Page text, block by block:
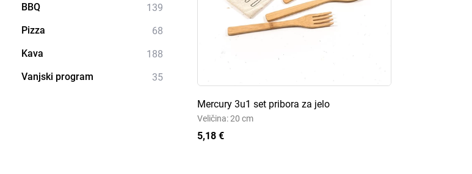
BBQ
139
Pizza
68
Kava
188
Vanjski program
35
Mercury 3u1 set pribora za jelo
Veličina: 20 cm
5,18 €